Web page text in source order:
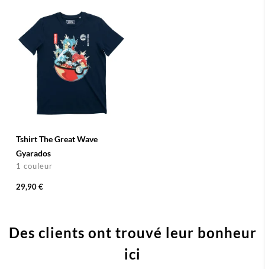
Tshirt The Great Wave
Gyarados
1 couleur
29,90 €
Des clients ont trouvé leur bonheur
ici